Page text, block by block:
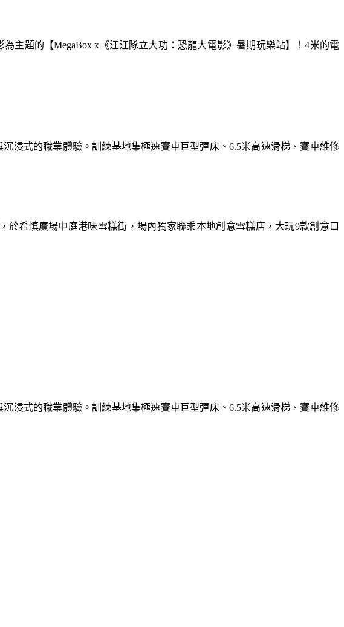
浸式的職業體驗。訓練基地集極速賽車巨型彈床、6.5米高速滑梯、賽車維修
主題的【MegaBox x《汪汪隊立大功：恐龍大電影》暑期玩樂站】！4米的電
希慎廣場中庭港味雪糕街，場內獨家聯乘本地創意雪糕店，大玩9款創意口
浸式的職業體驗。訓練基地集極速賽車巨型彈床、6.5米高速滑梯、賽車維修